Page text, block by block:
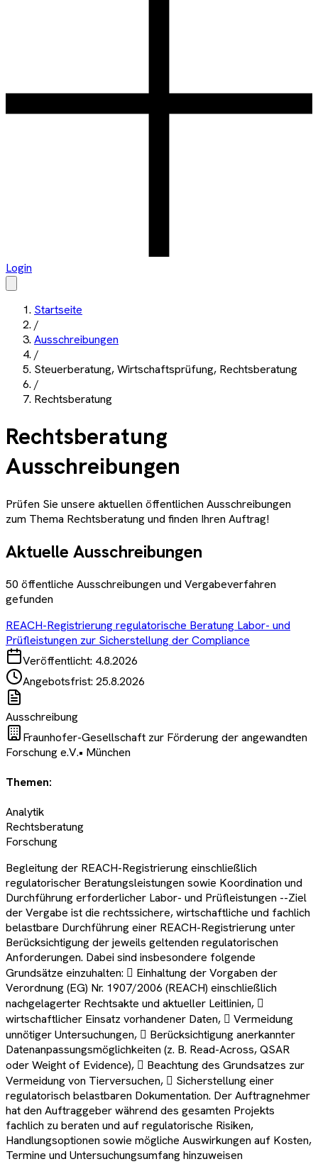
Login
Startseite
/
Ausschreibungen
/
Steuerberatung, Wirtschaftsprüfung, Rechtsberatung
/
Rechtsberatung
Rechtsberatung
Ausschreibungen
Prüfen Sie unsere aktuellen öffentlichen Ausschreibungen
zum Thema Rechtsberatungund finden Ihren Auftrag!
Aktuelle Ausschreibungen
50 öffentliche Ausschreibungen und Vergabeverfahren
gefunden
REACH-Registrierung regulatorische Beratung Labor- und
Prüfleistungen zur Sicherstellung der Compliance
Veröffentlicht: 4.8.2026
Angebotsfrist: 25.8.2026
Ausschreibung
Fraunhofer-Gesellschaft zur Förderung der angewandten
Forschung e.V.• München
Themen:
Analytik
Rechtsberatung
Forschung
Begleitung der REACH-Registrierung einschließlich
regulatorischer Beratungsleistungen sowie Koordination und
Durchführung erforderlicher Labor- und Prüfleistungen --Ziel
der Vergabe ist die rechtssichere, wirtschaftliche und fachlich
belastbare Durchführung einer REACH-Registrierung unter
Berücksichtigung der jeweils geltenden regulatorischen
Anforderungen. Dabei sind insbesondere folgende
Grundsätze einzuhalten:  Einhaltung der Vorgaben der
Verordnung (EG) Nr. 1907/2006 (REACH) einschließlich
nachgelagerter Rechtsakte und aktueller Leitlinien, 
wirtschaftlicher Einsatz vorhandener Daten,  Vermeidung
unnötiger Untersuchungen,  Berücksichtigung anerkannter
Datenanpassungsmöglichkeiten (z. B. Read-Across, QSAR
oder Weight of Evidence),  Beachtung des Grundsatzes zur
Vermeidung von Tierversuchen,  Sicherstellung einer
regulatorisch belastbaren Dokumentation. Der Auftragnehmer
hat den Auftraggeber während des gesamten Projekts
fachlich zu beraten und auf regulatorische Risiken,
Handlungsoptionen sowie mögliche Auswirkungen auf Kosten,
Termine und Untersuchungsumfang hinzuweisen